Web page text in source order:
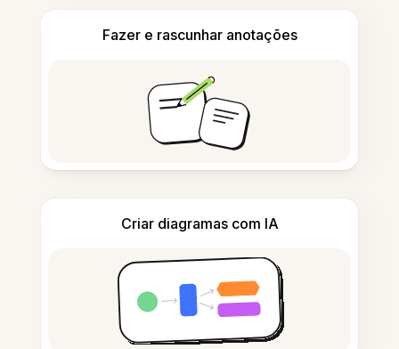
Fazer e rascunhar anotações
Criar diagramas com IA